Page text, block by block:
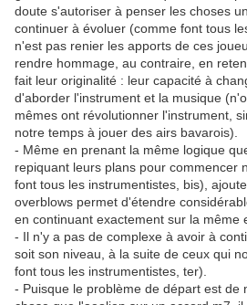
doute s'autoriser à penser les choses
continuer à évoluer (comme font tous
n'est pas renier les apports de ces
rendre hommage, au contraire, en
fait leur originalité : leur capacité à
d'aborder l'instrument et la musique
mêmes ont révolutionner l'instrument,
notre temps à jouer des airs bavarois).
- Même en prenant la même logique
repiquant leurs plans pour commencer
font tous les instrumentistes, bis),
overblows permet d'étendre
en continuant exactement sur la même
- Il n'y a pas de complexe à avoir à
soit son niveau, à la suite de ceux qui
font tous les instrumentistes, ter).
- Puisque le problème de départ est de